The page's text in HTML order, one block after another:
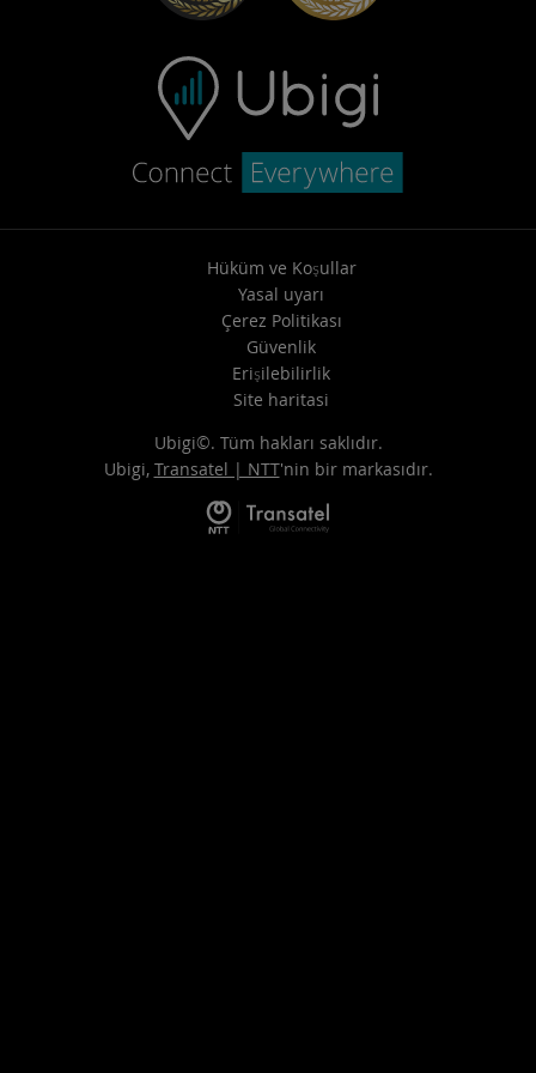
Hüküm ve Koşullar
Yasal uyarı
Çerez Politikası
Güvenlik
Erişilebilirlik
Site haritasi
Ubigi©. Tüm hakları saklıdır.
Ubigi, Transatel | NTT'nin bir markasıdır.